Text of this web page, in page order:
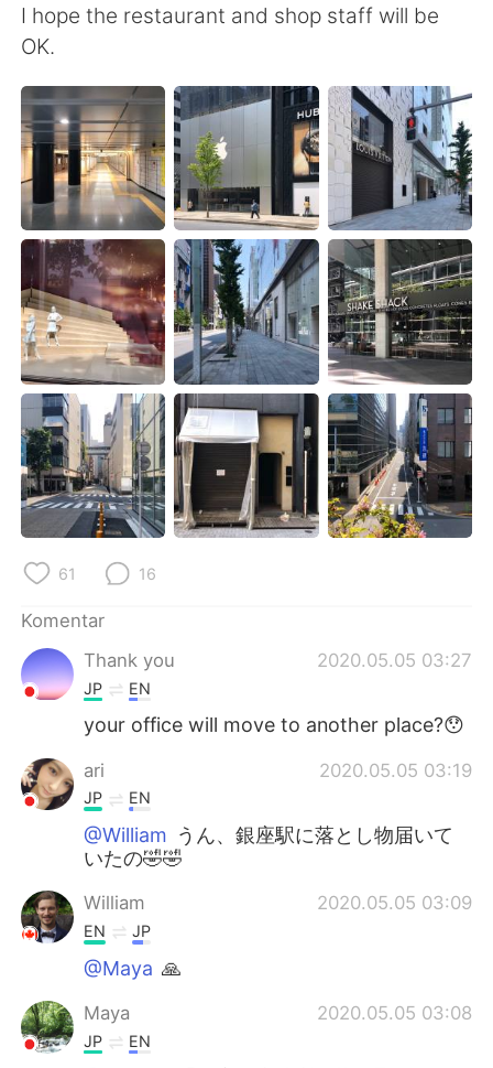
ไทย Italiano
Türkçe Tiếng Việt
Português
I hope the restaurant and shop staff will be
OK.
61 16
Komentar
Thank you
2020.05.05 03:27
JP EN
your office will move to another place?😯
ari 2020.05.05 03:19
JP EN
@William うん、銀座駅に落とし物届いて
いたの🤣🤣
William 2020.05.05 03:09
EN JP
@Maya 🙏
Maya 2020.05.05 03:08
JP EN